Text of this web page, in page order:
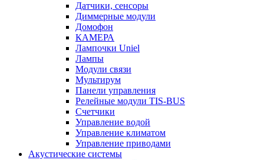
Датчики, сенсоры
Диммерные модули
Домофон
КАМЕРА
Лампочки Uniel
Лампы
Модули связи
Мультирум
Панели управления
Релейные модули TIS-BUS
Счетчики
Управление водой
Управление климатом
Управление приводами
Акустические системы